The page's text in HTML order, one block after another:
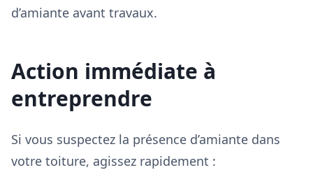
d’amiante avant travaux.
Action immédiate à
entreprendre
Si vous suspectez la présence d’amiante dans
votre toiture, agissez rapidement :